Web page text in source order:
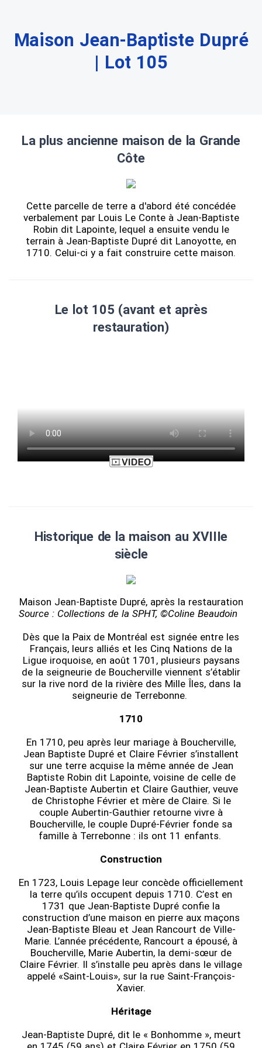
Maison Jean-Baptiste Dupré
| Lot 105
La plus ancienne maison de la Grande
Côte
Cette parcelle de terre a d'abord été concédée
verbalement par Louis Le Conte à Jean-Baptiste
Robin dit Lapointe, lequel a ensuite vendu le
terrain à Jean-Baptiste Dupré dit Lanoyotte, en
1710. Celui-ci y a fait construire cette maison.
Le lot 105 (avant et après
restauration)
Historique de la maison au XVIIIe
siècle
Maison Jean-Baptiste Dupré, après la restauration
Source : Collections de la SPHT, ©Coline Beaudoin
Dès que la Paix de Montréal est signée entre les
Français, leurs alliés et les Cinq Nations de la
Ligue iroquoise, en août 1701, plusieurs paysans
de la seigneurie de Boucherville viennent s’établir
sur la rive nord de la rivière des Mille Îles, dans la
seigneurie de Terrebonne.
1710
En 1710, peu après leur mariage à Boucherville,
Jean Baptiste Dupré et Claire Février s’installent
sur une terre acquise la même année de Jean
Baptiste Robin dit Lapointe, voisine de celle de
Jean-Baptiste Aubertin et Claire Gauthier, veuve
de Christophe Février et mère de Claire. Si le
couple Aubertin-Gauthier retourne vivre à
Boucherville, le couple Dupré-Février fonde sa
famille à Terrebonne : ils ont 11 enfants.
Construction
En 1723, Louis Lepage leur concède officiellement
la terre qu’ils occupent depuis 1710. C’est en
1731 que Jean-Baptiste Dupré confie la
construction d’une maison en pierre aux maçons
Jean-Baptiste Bleau et Jean Rancourt de Ville-
Marie. L’année précédente, Rancourt a épousé, à
Boucherville, Marie Aubertin, la demi-sœur de
Claire Février. Il s’installe peu après dans le village
appelé «Saint-Louis», sur la rue Saint-François-
Xavier.
Héritage
Jean-Baptiste Dupré, dit le « Bonhomme », meurt